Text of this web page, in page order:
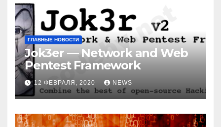
ГЛАВНЫЕ НОВОСТИ
Jok3er — Network and Web
Pentest Framework
12 ФЕВРАЛЯ, 2020 NEWS